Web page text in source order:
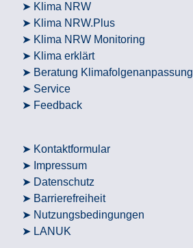
Klima NRW
Klima NRW.Plus
Klima NRW Monitoring
Klima erklärt
Beratung Klimafolgenanpassung
Service
Feedback
Kontaktformular
Impressum
Datenschutz
Barrierefreiheit
Nutzungsbedingungen
LANUK